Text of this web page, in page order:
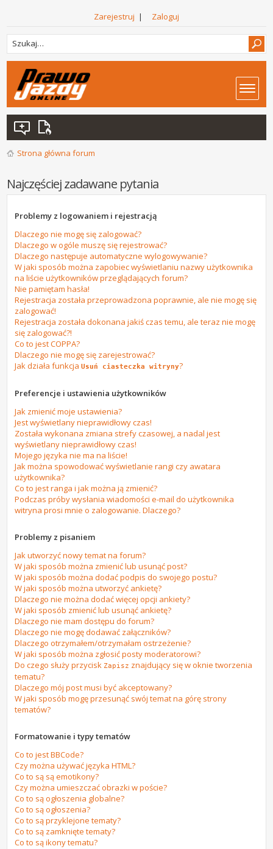
Zarejestruj | Zaloguj
Strona główna forum
Najczęściej zadawane pytania
Problemy z logowaniem i rejestracją
Dlaczego nie mogę się zalogować?
Dlaczego w ogóle muszę się rejestrować?
Dlaczego następuje automatyczne wylogowywanie?
W jaki sposób można zapobiec wyświetlaniu nazwy użytkownika
na liście użytkowników przeglądających forum?
Nie pamiętam hasła!
Rejestracja została przeprowadzona poprawnie, ale nie mogę się
zalogować!
Rejestracja została dokonana jakiś czas temu, ale teraz nie mogę
się zalogować?!
Co to jest COPPA?
Dlaczego nie mogę się zarejestrować?
Jak działa funkcjaUsuń ciasteczka witryny?
Preferencje i ustawienia użytkowników
Jak zmienić moje ustawienia?
Jest wyświetlany nieprawidłowy czas!
Została wykonana zmiana strefy czasowej, a nadal jest
wyświetlany nieprawidłowy czas!
Mojego języka nie ma na liście!
Jak można spowodować wyświetlanie rangi czy awatara
użytkownika?
Co to jest ranga i jak można ją zmienić?
Podczas próby wysłania wiadomości e-mail do użytkownika
witryna prosi mnie o zalogowanie. Dlaczego?
Problemy z pisaniem
Jak utworzyć nowy temat na forum?
W jaki sposób można zmienić lub usunąć post?
W jaki sposób można dodać podpis do swojego postu?
W jaki sposób można utworzyć ankietę?
Dlaczego nie można dodać więcej opcji ankiety?
W jaki sposób zmienić lub usunąć ankietę?
Dlaczego nie mam dostępu do forum?
Dlaczego nie mogę dodawać załączników?
Dlaczego otrzymałem/otrzymałam ostrzeżenie?
W jaki sposób można zgłosić posty moderatorowi?
Do czego służy przyciskZapisz znajdujący się w oknie tworzenia
tematu?
Dlaczego mój post musi być akceptowany?
W jaki sposób mogę przesunąć swój temat na górę strony
tematów?
Formatowanie i typy tematów
Co to jest BBCode?
Czy można używać języka HTML?
Co to są są emotikony?
Czy można umieszczać obrazki w poście?
Co to są ogłoszenia globalne?
Co to są ogłoszenia?
Co to są przyklejone tematy?
Co to są zamknięte tematy?
Co to są ikony tematu?